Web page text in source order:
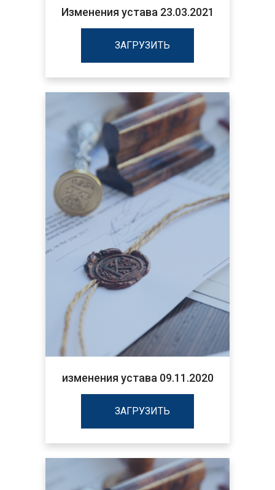
Изменения устава 23.03.2021
ЗАГРУЗИТЬ
изменения устава 09.11.2020
ЗАГРУЗИТЬ